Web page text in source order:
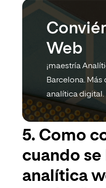
Web
¡maestría
Barcelona. Más
analítica digital.
5. Como
cuando se
analítica